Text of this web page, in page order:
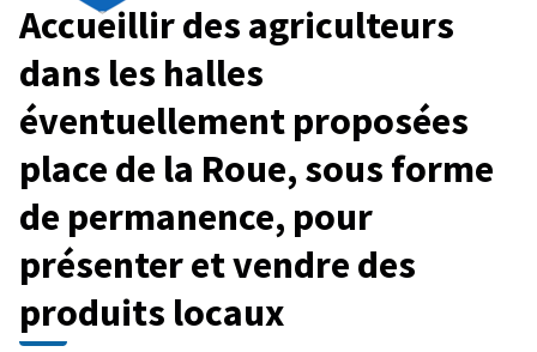
Accueillir des agriculteurs
dans les halles
éventuellement proposées
place de la Roue, sous forme
de permanence, pour
présenter et vendre des
produits locaux